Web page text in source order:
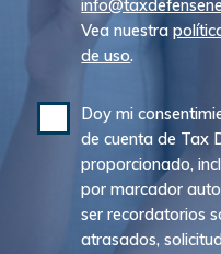
Vea nuestra
de uso.
Doy mi
de cuenta de Tax
proporcionado,
por marcador
ser recordatorios
atrasados,